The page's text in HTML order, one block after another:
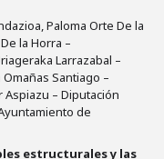
Paloma Orte De la
la Horra –
Larrazabal –
Santiago –
Aspiazu – Diputación
de
estructurales y las